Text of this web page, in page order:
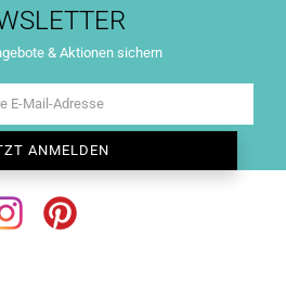
& Aktionen sichern